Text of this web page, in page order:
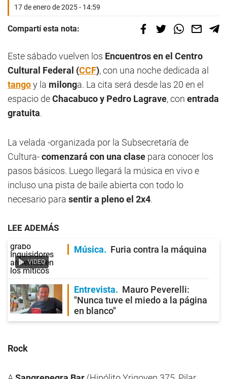
17 de enero de 2025 - 14:59
Compartí esta nota:
Este sábado vuelven los Encuentros en el Centro
Cultural Federal (CCF), con una noche dedicada al
tangoy la milonga. La cita será desde las 20 en el
espacio deChacabuco y Pedro Lagrave, con entrada
gratuita.
La velada -organizada por la Subsecretaría de
Cultura-comenzará con una clase para conocer los
pasos básicos. Luego llegará la música en vivo e
incluso una pista de baile abierta con todo lo
necesario para sentir a pleno el 2x4.
LEE ADEMÁS
VIDEO
Música Furia contra la máquina
Entrevista
Mauro Peverelli:
"Nunca tuve el miedo a la página
en blanco"
Rock